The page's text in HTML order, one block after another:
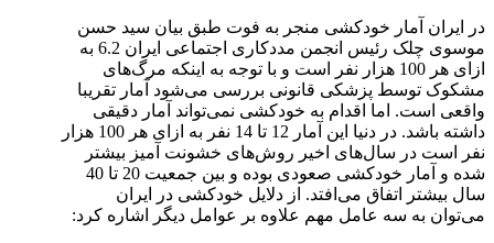
در ایران آمار خودکشی منجر به فوت طبق بیان سید حسن
موسوی چلک رئیس انجمن مددکاری اجتماعی ایران 6.2 به
ازای هر 100 هزار نفر است و با توجه به اینکه مرگ‌های
مشکوک توسط پزشکی قانونی بررسی می‌شود آمار تقریبا
واقعی است. اما اقدام به خودکشی نمی‌تواند آمار دقیقی
داشته باشد. در دنیا این آمار 12 تا 14 نفر به ازای هر 100 هزار
نفر است در سال‌های اخیر روش‌های خشونت آمیز بیشتر
شده و آمار خودکشی صعودی بوده و بین جمعیت 20 تا 40
سال بیشتر اتفاق می‌افتد. از دلایل خودکشی در ایران
می‌توان به سه عامل مهم علاوه بر عوامل دیگر اشاره کرد: